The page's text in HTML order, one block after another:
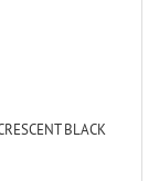
BLACK